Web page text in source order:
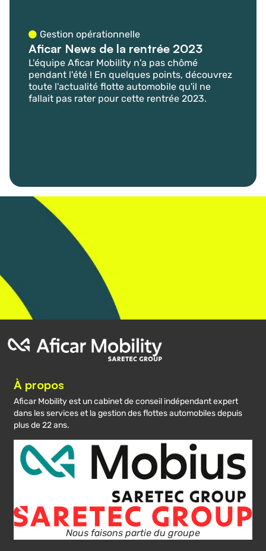
Gestion opérationnelle
Aficar News de la rentrée 2023
L'équipe Aficar Mobility n'a pas chômé
pendant l'été ! En quelques points, découvrez
toute l'actualité flotte automobile qu'il ne
fallait pas rater pour cette rentrée 2023.
À propos
Aficar Mobility est un cabinet de conseil indépendant expert
dans les services et la gestion des flottes automobiles depuis
plus de 22 ans.
Nous faisons partie du groupe